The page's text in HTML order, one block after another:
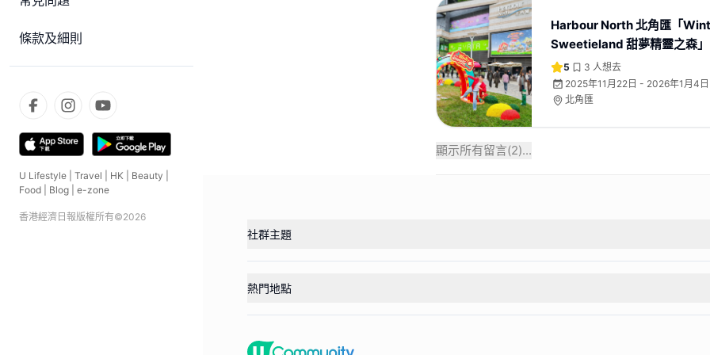
條款及細則
U Lifestyle Travel HK Beauty
Food
Blog e-zone
香港經濟日報版權所有©2026
Harbour North 北角匯「
Sweetieland 甜夢精靈之森」
5 3 人想去
2025年11月22日 - 2026年1月4日
北角匯
顯示所有留言(2)...
社群主題
熱門地點